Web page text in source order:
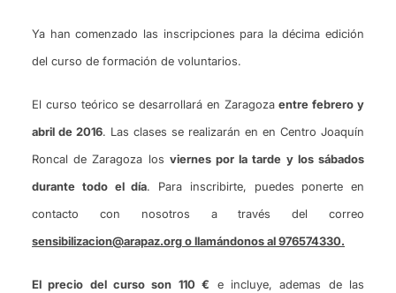
Ya han comenzado las inscripciones para la décima edición
del curso de formación de voluntarios.
El curso teórico se desarrollará en Zaragozaentre febrero y
abril de 2016. Las clases se realizarán en en Centro Joaquín
Roncal de Zaragoza los viernes por la tarde y los sábados
durante todo el día. Para inscribirte, puedes ponerte en
contacto con nosotros a través del correo
sensibilizacion@arapaz.org o llamándonos al 976574330.
El precio del curso son 110 € e incluye, ademas de las